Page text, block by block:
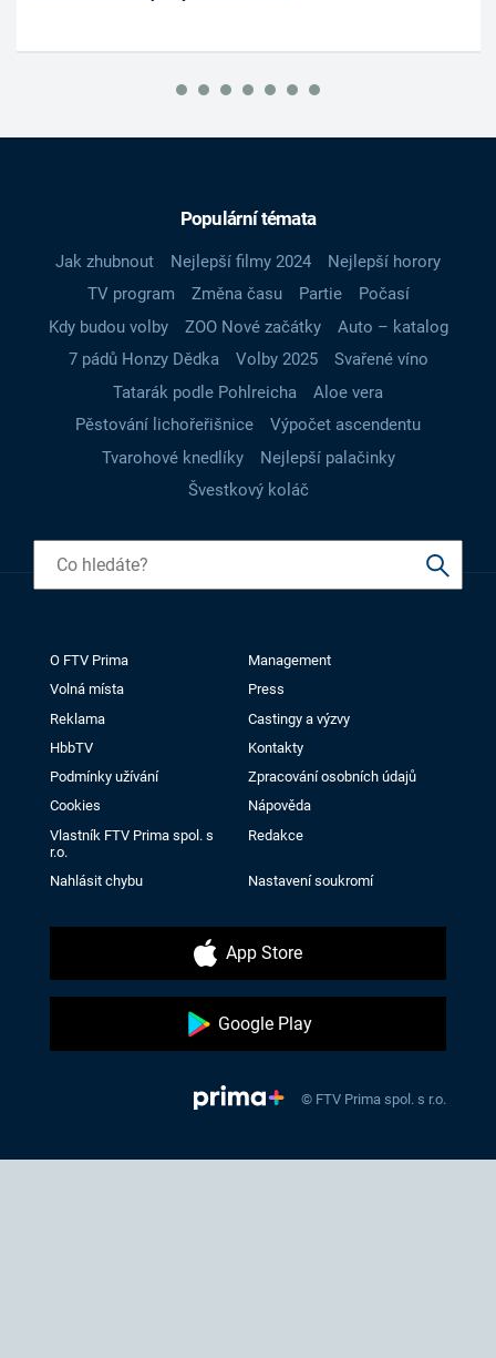
Populární témata
Jak zhubnout Nejlepší filmy 2024
Nejlepší horory
TV program
Změna času Partie
Počasí
Kdy budou volby
ZOO Nové začátky
Auto – katalog
7 pádů Honzy Dědka
Volby 2025
Svařené víno
Tatarák podle Pohlreicha
Aloe vera
Pěstování lichořeřišnice
Výpočet ascendentu
Tvarohové knedlíky
Nejlepší palačinky
Švestkový koláč
O FTV Prima
Management
Volná místa
Press
Reklama
Castingy a výzvy
HbbTV
Kontakty
Podmínky užívání
Zpracování osobních údajů
Cookies
Nápověda
Vlastník FTV Prima spol. s
r.o.
Redakce
Nahlásit chybu Nastavení soukromí
App Store
Google Play
© FTV Prima spol. s r.o.